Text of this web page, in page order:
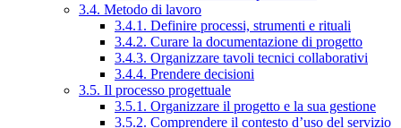
3.4. Metodo di lavoro
3.4.1. Definire processi, strumenti e rituali
3.4.2. Curare la documentazione di progetto
3.4.3. Organizzare tavoli tecnici collaborativi
3.4.4. Prendere decisioni
3.5. Il processo progettuale
3.5.1. Organizzare il progetto e la sua gestione
3.5.2. Comprendere il contesto d’uso del servizio